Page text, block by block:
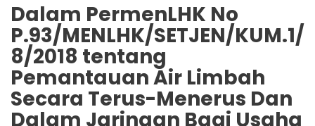
Dalam PermenLHK No
P.93/MENLHK/SETJEN/KUM.1/
8/2018 tentang
Pemantauan Air Limbah
Secara Terus-Menerus Dan
Dalam Jaringan Bagi Usaha